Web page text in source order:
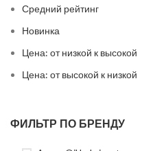
Средний рейтинг
Новинка
Цена: от низкой к высокой
Цена: от высокой к низкой
ФИЛЬТР ПО БРЕНДУ